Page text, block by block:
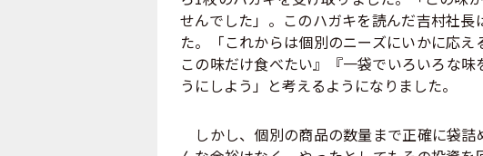
せんでした」。このハガキを読んだ吉村社
た。「これからは個別のニーズにいかに応
この味だけ食べたい』『一袋でいろいろな
うにしよう」と考えるようになりました。
しかし、個別の商品の数量まで正確に袋